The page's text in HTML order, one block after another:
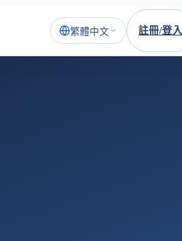
繁體中文 註冊/登入